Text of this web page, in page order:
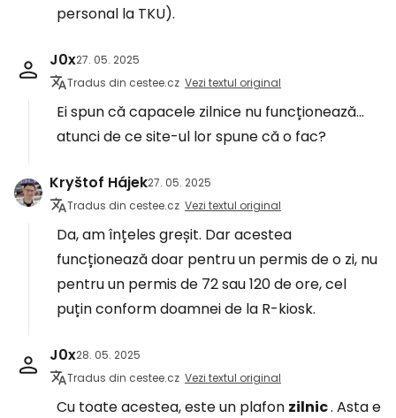
personal la TKU).
J0x27. 05. 2025
Tradus din cestee.cz Vezi textul original
Ei spun că capacele zilnice nu funcționează...
atunci de ce site-ul lor spune că o fac?
Kryštof Hájek27. 05. 2025
Tradus din cestee.cz Vezi textul original
Da, am înțeles greșit. Dar acestea
funcționează doar pentru un permis de o zi, nu
pentru un permis de 72 sau 120 de ore, cel
puțin conform doamnei de la R-kiosk.
J0x28. 05. 2025
Tradus din cestee.cz Vezi textul original
Cu toate acestea, este un plafon zilnic. Asta e